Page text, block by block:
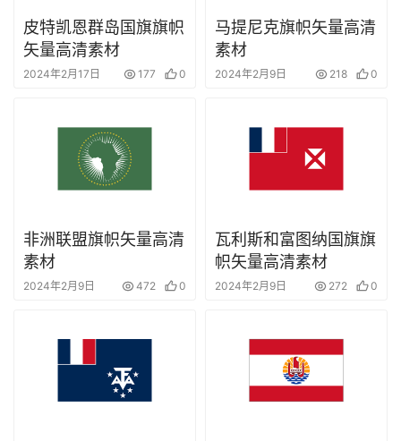
皮特凯恩群岛国旗旗帜
矢量高清素材
2024年2月17日 177 0
马提尼克旗帜矢量高清
素材
2024年2月9日 218 0
非洲联盟旗帜矢量高清
素材
2024年2月9日 472 0
瓦利斯和富图纳国旗旗
帜矢量高清素材
2024年2月9日 272 0